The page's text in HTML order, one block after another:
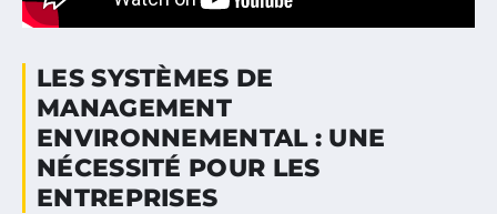
LES SYSTÈMES DE
MANAGEMENT
ENVIRONNEMENTAL : UNE
NÉCESSITÉ POUR LES
ENTREPRISES